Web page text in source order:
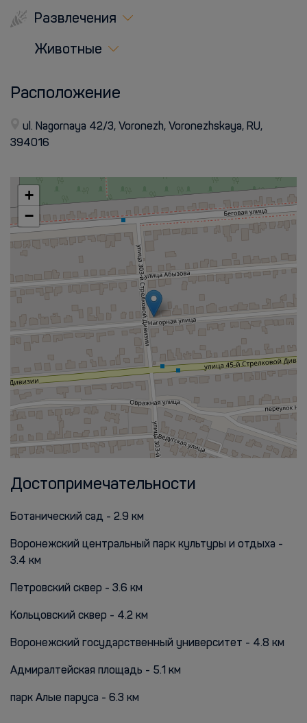
Развлечения
Животные
Расположение
ul. Nagornaya 42/3, Voronezh, Voronezhskaya, RU,
394016
+
−
Достопримечательности
Ботанический сад - 2.9 км
Воронежский центральный парк культуры и отдыха -
3.4 км
Петровский сквер - 3.6 км
Кольцовский сквер - 4.2 км
Воронежский государственный университет - 4.8 км
Адмиралтейская площадь - 5.1 км
парк Алые паруса - 6.3 км